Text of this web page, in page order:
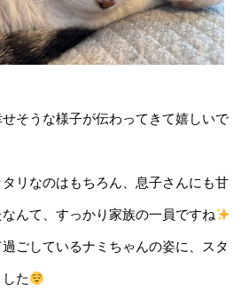
そうな様子が伝わってきて嬉しいで
リなのはもちろん、息子さんにも甘
んて、すっかり家族の一員ですね
ごしているナミちゃんの姿に、スタ
た